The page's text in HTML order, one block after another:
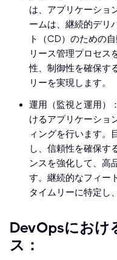
は、アプリケーショ
ームは、継続的デリ
ト（CD）のための
リース管理プロセス
性、制御性を確保す
リーを実現します。
運用（監視と運用）
けるアプリケーショ
ィングを行います。
し、信頼性を確保す
ンスを強化して、高
す。継続的なフィー
タイムリーに特定し
DevOpsにおけ
ス：